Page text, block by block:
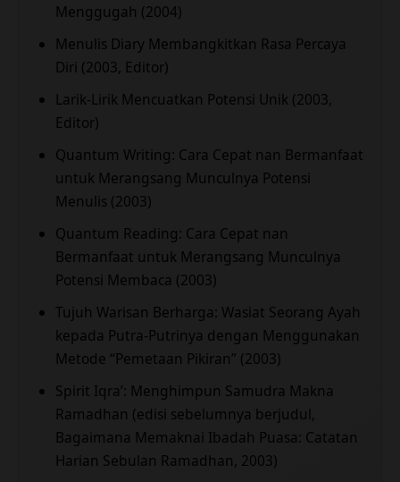
Menggugah (2004)
Menulis Diary Membangkitkan Rasa Percaya
Diri (2003, Editor)
Larik-Lirik Mencuatkan Potensi Unik (2003,
Editor)
Quantum Writing: Cara Cepat nan Bermanfaat
untuk Merangsang Munculnya Potensi
Menulis (2003)
Quantum Reading: Cara Cepat nan
Bermanfaat untuk Merangsang Munculnya
Potensi Membaca (2003)
Tujuh Warisan Berharga: Wasiat Seorang Ayah
kepada Putra-Putrinya dengan Menggunakan
Metode “Pemetaan Pikiran” (2003)
Spirit Iqra’: Menghimpun Samudra Makna
Ramadhan (edisi sebelumnya berjudul,
Bagaimana Memaknai Ibadah Puasa: Catatan
Harian Sebulan Ramadhan, 2003)